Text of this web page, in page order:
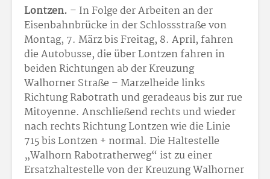
Lontzen. – In Folge der Arbeiten an der
Eisenbahnbrücke in der Schlossstraße von
Montag, 7. März bis Freitag, 8. April, fahren
die Autobusse, die über Lontzen fahren in
beiden Richtungen ab der Kreuzung
Walhorner Straße – Marzelheide links
Richtung Rabotrath und geradeaus bis zur rue
Mitoyenne. Anschließend rechts und wieder
nach rechts Richtung Lontzen wie die Linie
715 bis Lontzen + normal. Die Haltestelle
„Walhorn Rabotratherweg“ ist zu einer
Ersatzhaltestelle von der Kreuzung Walhorner